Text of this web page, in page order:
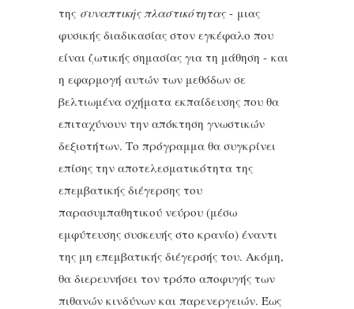
της συναπτικής πλαστικότητας- μιας
φυσικής διαδικασίας στον εγκέφαλο που
είναι ζωτικής σημασίας για τη μάθηση - και
η εφαρμογή αυτών των μεθόδων σε
βελτιωμένα σχήματα εκπαίδευσης που θα
επιταχύνουν την απόκτηση γνωστικών
δεξιοτήτων. Το πρόγραμμα θα συγκρίνει
επίσης την αποτελεσματικότητα της
επεμβατικής διέγερσης του
παρασυμπαθητικού νεύρου (μέσω
εμφύτευσης συσκευής στο κρανίο) έναντι
της μη επεμβατικής διέγερσής του. Ακόμη,
θα διερευνήσει τον τρόπο αποφυγής των
πιθανών κινδύνων και παρενεργειών. Έως